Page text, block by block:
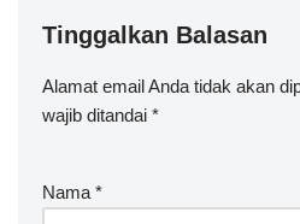
Tinggalkan Balasan
Alamat email Anda tidak akan
wajib ditandai *
Nama*
A
lt
n